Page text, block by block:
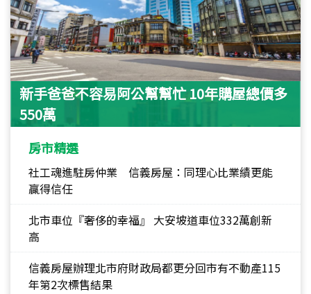
新手爸爸不容易阿公幫幫忙 10年購屋總價多
550萬
房市精選
社工魂進駐房仲業 信義房屋：同理心比業績更能
贏得信任
北市車位『奢侈的幸福』 大安坡道車位332萬創新
高
信義房屋辦理北市府財政局都更分回市有不動產115
年第2次標售結果